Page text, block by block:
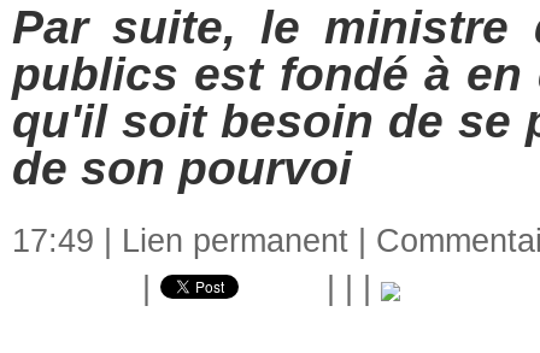
Par suite, le ministre
publics est fondé à
qu'il soit besoin de se
de son pourvoi
17:49 | Lien permanent